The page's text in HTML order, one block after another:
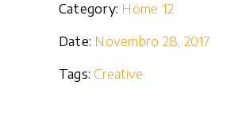
Category: Home 12
Date: Novembro 28, 2017
Tags: Creative